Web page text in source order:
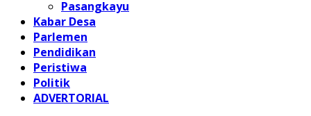
Pasangkayu
Kabar Desa
Parlemen
Pendidikan
Peristiwa
Politik
ADVERTORIAL